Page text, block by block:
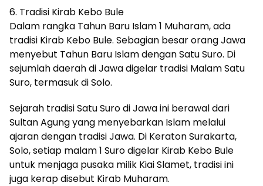
6. Tradisi Kirab Kebo Bule
Dalam rangka Tahun Baru Islam 1 Muharam, ada
tradisi Kirab Kebo Bule. Sebagian besar orang Jawa
menyebut Tahun Baru Islam dengan Satu Suro. Di
sejumlah daerah di Jawa digelar tradisi Malam Satu
Suro, termasuk di Solo.
Sejarah tradisi Satu Suro di Jawa ini berawal dari
Sultan Agung yang menyebarkan Islam melalui
ajaran dengan tradisi Jawa. Di Keraton Surakarta,
Solo, setiap malam 1 Suro digelar Kirab Kebo Bule
untuk menjaga pusaka milik Kiai Slamet, tradisi ini
juga kerap disebut Kirab Muharam.